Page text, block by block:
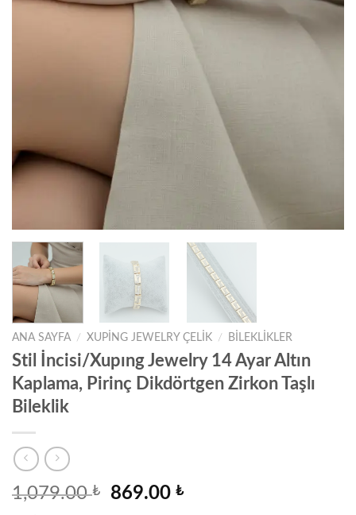
ANA SAYFA / XUPING JEWELRY ÇELIK / BILEKLIKLER
Stil İncisi/Xupıng Jewelry 14 Ayar Altın
Kaplama, Pirinç Dikdörtgen Zirkon Taşlı
Bileklik
1,079.00₺
Orijinal
869.00₺Şu